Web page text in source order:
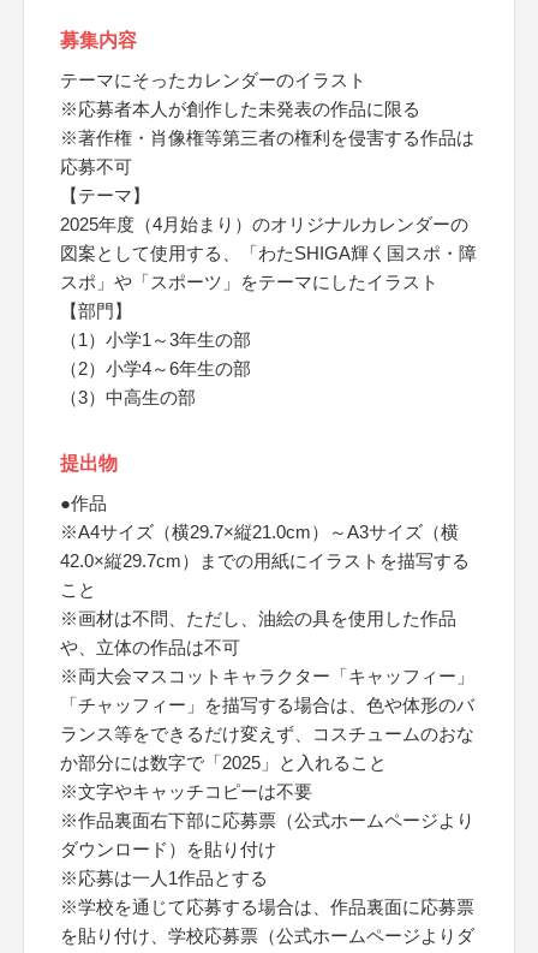
募集内容
テーマにそったカレンダーのイラスト
※応募者本人が創作した未発表の作品に限る
※著作権・肖像権等第三者の権利を侵害する作品は
応募不可
【テーマ】
2025年度（4月始まり）のオリジナルカレンダーの
図案として使用する、「わたSHIGA輝く国スポ・障
スポ」や「スポーツ」をテーマにしたイラスト
【部門】
（1）小学1～3年生の部
（2）小学4～6年生の部
（3）中高生の部
提出物
●作品
※A4サイズ（横29.7×縦21.0cm）～A3サイズ（横
42.0×縦29.7cm）までの用紙にイラストを描写する
こと
※画材は不問、ただし、油絵の具を使用した作品
や、立体の作品は不可
※両大会マスコットキャラクター「キャッフィー」
「チャッフィー」を描写する場合は、色や体形のバ
ランス等をできるだけ変えず、コスチュームのおな
か部分には数字で「2025」と入れること
※文字やキャッチコピーは不要
※作品裏面右下部に応募票（公式ホームページより
ダウンロード）を貼り付け
※応募は一人1作品とする
※学校を通じて応募する場合は、作品裏面に応募票
を貼り付け、学校応募票（公式ホームページよりダ